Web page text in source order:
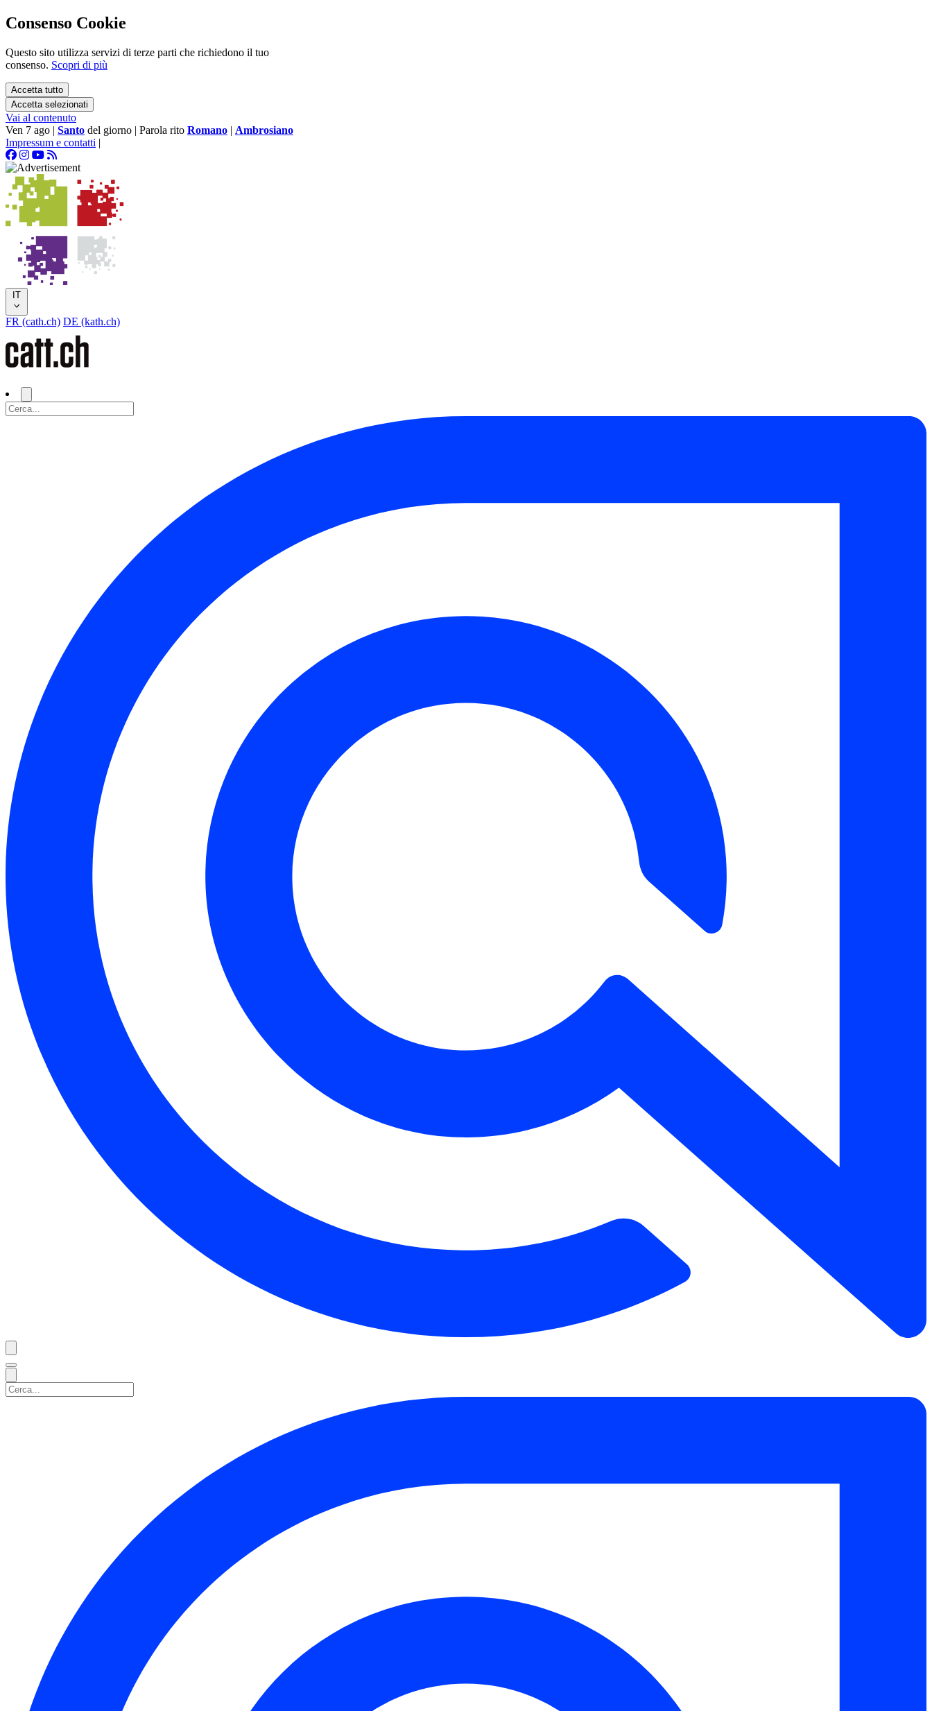
Consenso Cookie
Questo sito utilizza servizi di terze parti che richiedono il tuo
consenso. Scopri di più
Accetta tutto
Accetta selezionati
Vai al contenuto
Ven 7 ago | Santo del giorno | Parola rito Romano | Ambrosiano
Impressum e contatti |
IT
FR (cath.ch) DE (kath.ch)